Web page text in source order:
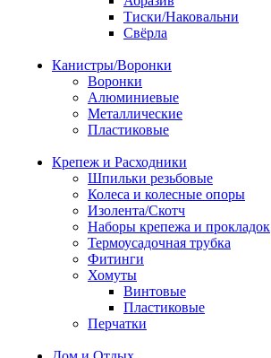
Тиски/Наковальни
Свёрла
Канистры/Воронки
Воронки
Алюминиевые
Металлические
Пластиковые
Крепеж и Расходники
Шпильки резьбовые
Колеса и колесные опоры
Изолента/Скотч
Наборы крепежа и прокладок
Термоусадочная трубка
Фитинги
Хомуты
Винтовые
Пластиковые
Перчатки